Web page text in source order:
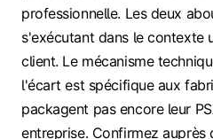
professionnelle. Les deux
s'exécutant dans le contexte
client. Le mécanisme
l'écart est spécifique aux
packagent pas encore leur
entreprise. Confirmez auprès